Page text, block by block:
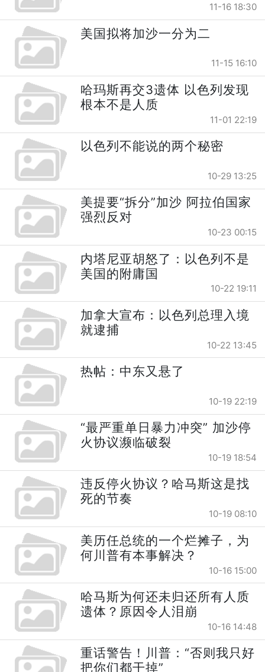
11-16 18:30
美国拟将加沙一分为二
11-15 16:10
哈玛斯再交3遗体 以色列发现
根本不是人质
11-01 22:19
以色列不能说的两个秘密
10-29 13:25
美提要“拆分”加沙 阿拉伯国家
强烈反对
10-23 00:15
内塔尼亚胡怒了：以色列不是
美国的附庸国
10-22 19:11
加拿大宣布：以色列总理入境
就逮捕
10-22 13:45
热帖：中东又悬了
10-19 22:19
“最严重单日暴力冲突” 加沙停
火协议濒临破裂
10-19 18:54
违反停火协议？哈马斯这是找
死的节奏
10-19 08:10
美历任总统的一个烂摊子，为
何川普有本事解决？
10-16 15:00
哈马斯为何还未归还所有人质
遗体？原因令人泪崩
10-16 14:48
重话警告！川普：“否则我只好
把你们都干掉”